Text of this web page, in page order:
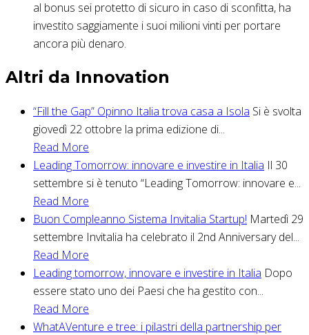
al bonus sei protetto di sicuro in caso di sconfitta, ha
investito saggiamente i suoi milioni vinti per portare
ancora più denaro.
Altri da Innovation
“Fill the Gap” Opinno Italia trova casa a Isola Si è svolta
giovedì 22 ottobre la prima edizione di...
Read More
Leading Tomorrow: innovare e investire in Italia Il 30
settembre si è tenuto “Leading Tomorrow: innovare e...
Read More
Buon Compleanno Sistema Invitalia Startup! Martedì 29
settembre Invitalia ha celebrato il 2nd Anniversary del...
Read More
Leading tomorrow, innovare e investire in Italia Dopo
essere stato uno dei Paesi che ha gestito con...
Read More
WhatAVenture e tree: i pilastri della partnership per